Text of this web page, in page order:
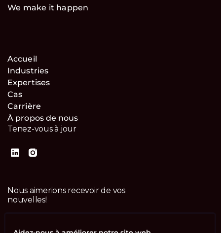
We make it happen
Accueil
Industries
Expertises
Cas
Carrière
À propos de nous
Tenez-vous à jour
Nous aimerions recevoir de vos
nouvelles!